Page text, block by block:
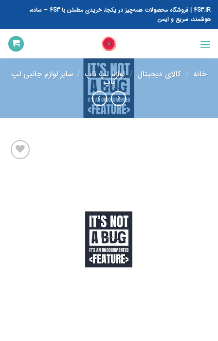
پرش
محتوا
4S3.IR | فروشگاه محصولات همه‌چیز در یکجا، خریدی مطمئن با 4S3 – ساده،
هوشمند، سریع و ایمن
خانه / کالای دیجیتال / لوازم لپ تاپ / سایر لوازم جانبی لپ
تاپ